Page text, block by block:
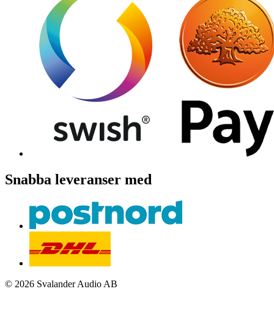
Snabba leveranser med
© 2026 Svalander Audio AB